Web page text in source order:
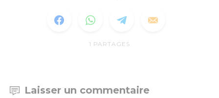
1 PARTAGES
Laisser un commentaire